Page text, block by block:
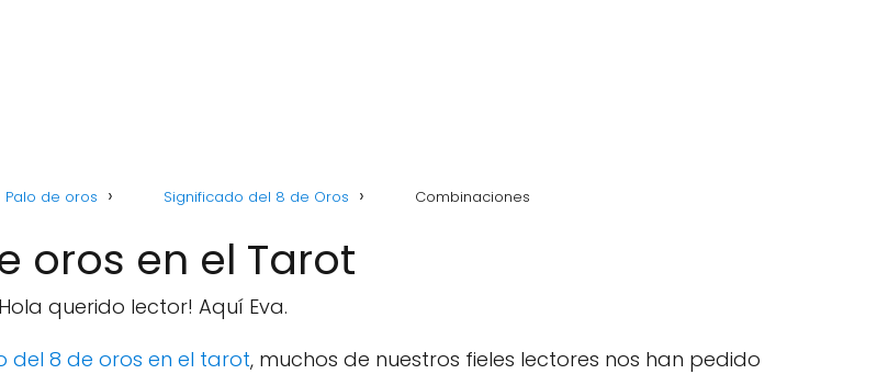
Palo de oros Significado del 8 de Oros Combinaciones
oros en el Tarot
querido lector! Aquí Eva.
del 8 de oros en el tarot, muchos de nuestros fieles lectores nos han pedido